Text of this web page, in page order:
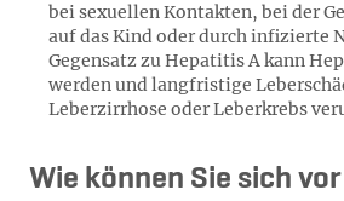
bei sexuellen Kontakten, bei der
auf das Kind oder durch infizierte
Gegensatz zu Hepatitis A kann
werden und langfristige
Leberzirrhose oder Leberkrebs
Wie können Sie sich